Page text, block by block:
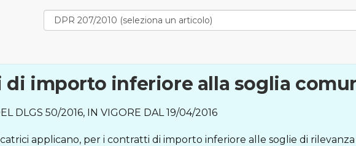
di importo inferiore alla soglia
DLGS 50/2016, IN VIGORE DAL 19/04/2016
applicano, per i contratti di importo inferiore alle soglie di